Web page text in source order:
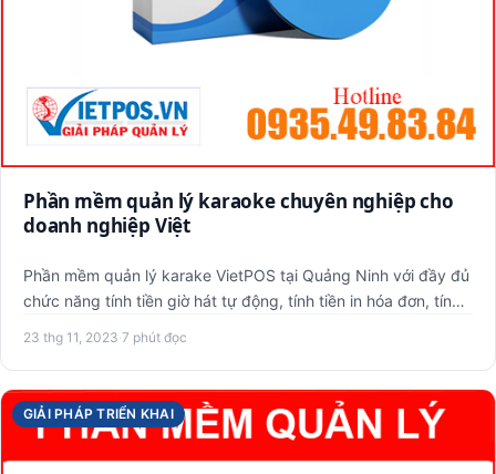
Phần mềm quản lý karaoke chuyên nghiệp cho
doanh nghiệp Việt
Phần mềm quản lý karake VietPOS tại Quảng Ninh với đầy đủ
chức năng tính tiền giờ hát tự động, tính tiền in hóa đơn, tín…
23 thg 11, 2023·7 phút đọc
GIẢI PHÁP TRIỂN KHAI